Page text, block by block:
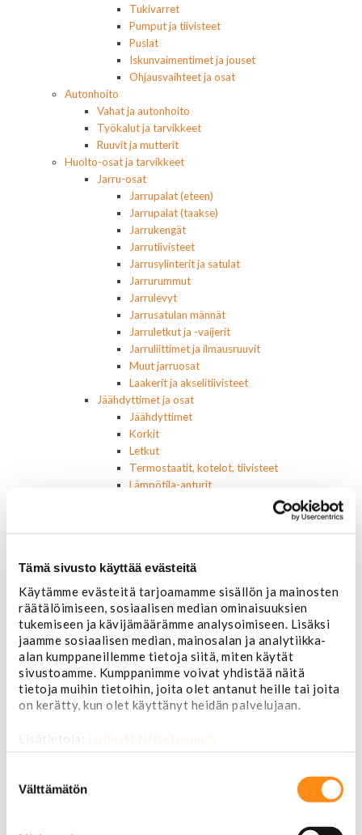
Tämä sivusto käyttää evästeitä
Käytämme evästeitä tarjoamamme sisällön ja mainosten
räätälöimiseen, sosiaalisen median ominaisuuksien
tukemiseen ja kävijämäärämme analysoimiseen. Lisäksi
jaamme sosiaalisen median, mainosalan ja analytiikka-
alan kumppaneillemme tietoja siitä, miten käytät
sivustoamme. Kumppanimme voivat yhdistää näitä
tietoja muihin tietoihin, joita olet antanut heille tai joita
on kerätty, kun olet käyttänyt heidän palvelujaan.
Lisätietoja: jarimaki.fi/tietosuoja
valinta
Välttämätön
Tukivarret
Pumput ja tiivisteet
Puslat
Iskunvaimentimet ja jouset
Ohjausvaihteet ja osat
Autonhoito
Vahat ja autonhoito
Työkalut ja tarvikkeet
Ruuvit ja mutterit
Huolto-osat ja tarvikkeet
Jarru-osat
Jarrupalat (eteen)
Jarrupalat (taakse)
Jarrukengät
Jarrutiivisteet
Jarrusylinterit ja satulat
Jarrurummut
Jarrulevyt
Jarrusatulan männät
Jarruletkut ja -vaijerit
Jarruliittimet ja ilmausruuvit
Muut jarruosat
Laakerit ja akselitiivisteet
Jäähdyttimet ja osat
Jäähdyttimet
Korkit
Letkut
Termostaatit, kotelot, tiivisteet
Lämpötila-anturit
Vapaatuulettimet ja viskokytkimet
Kiinnikkeet ja pidikkeet
Alapallonivelet
Yläpallonivelet
Raidetangonpäät sisempi
Raidetangonpäät ulompi
Vakaajan linkit
Polttoaine- ja ilmanottolaitteet
Suodattimet
Öljynsuodattimet
AC Delco
Muut öljynsuodattimet